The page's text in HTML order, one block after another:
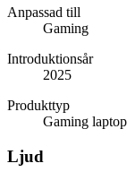
Anpassad till
Gaming
Introduktionsår
2025
Produkttyp
Gaming laptop
Ljud